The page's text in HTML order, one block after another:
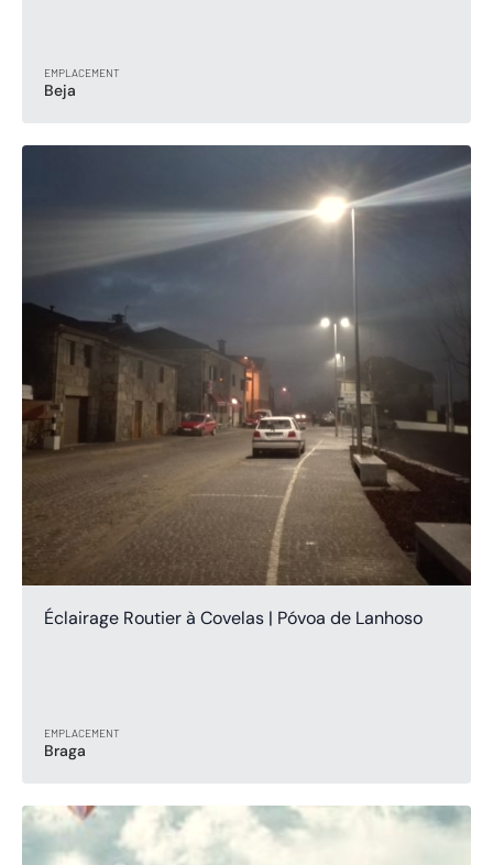
EMPLACEMENT
Beja
Éclairage Routier à Covelas | Póvoa de Lanhoso
EMPLACEMENT
Braga